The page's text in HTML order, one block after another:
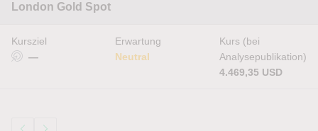
London Gold Spot
Kursziel
—
Erwartung
Neutral
Kurs (bei
Analysepublikation)
4.469,35 USD